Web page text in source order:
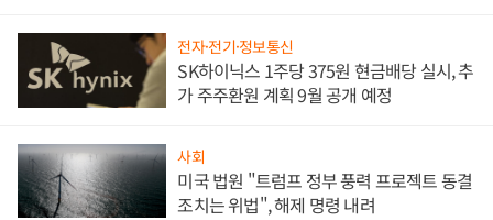
전자·전기·정보통신
SK하이닉스 1주당 375원 현금배당 실시, 추
가 주주환원 계획 9월 공개 예정
사회
미국 법원 "트럼프 정부 풍력 프로젝트 동결
조치는 위법", 해제 명령 내려